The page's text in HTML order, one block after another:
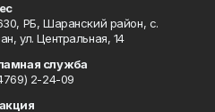
РБ, Шаранский район, с.
ул. Центральная, 14
служба
2-24-09